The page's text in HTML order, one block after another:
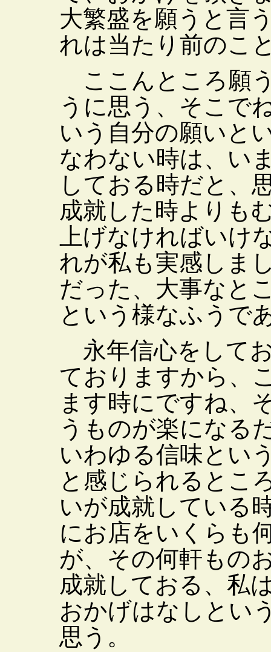
大繁盛を願うと言
れは当たり前のこ
ここんところ願
うに思う、そこで
いう自分の願いと
なわない時は、い
しておる時だと、
成就した時よりも
上げなければいけ
れが私も実感しま
だった、大事なと
という様なふうで
永年信心をして
ておりますから、
ます時にですね、
うものが楽になる
いわゆる信味とい
と感じられるとこ
いが成就している
にお店をいくらも
が、その何軒もの
成就しておる、私
おかげはなしとい
思う。